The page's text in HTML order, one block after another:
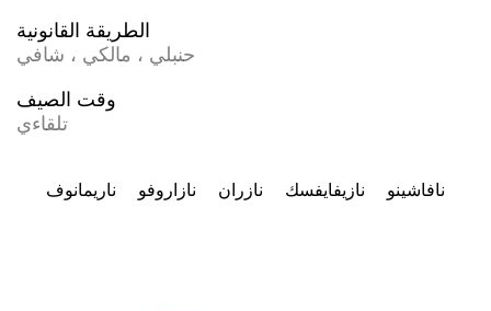
الطريقة القانونية
حنبلي ، مالكي ، شافي
وقت الصيف
تلقاءي
ناريمانوف نازاروفو نازران نازيفايفسك نافاشينو